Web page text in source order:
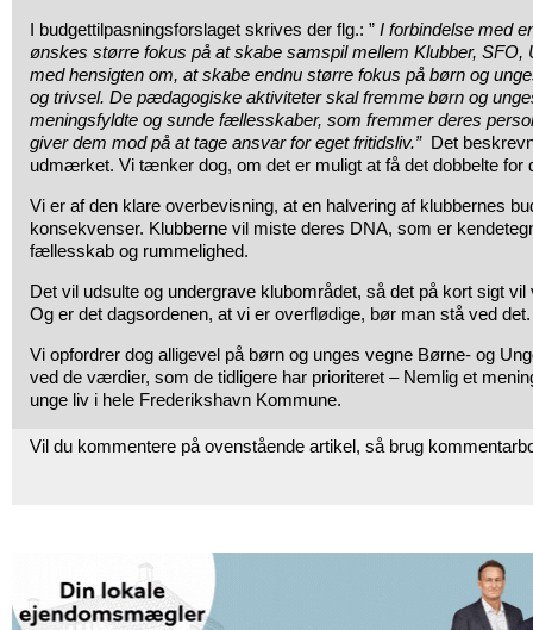
I budgettilpasningsforslaget skrives der flg.: ” I forbindelse med
ønskes større fokus på at skabe samspil mellem Klubber, SFO,
med hensigten om, at skabe endnu større fokus på børn og
og trivsel. De pædagogiske aktiviteter skal fremme børn og
meningsfyldte og sunde fællesskaber, som fremmer deres
giver dem mod på at tage ansvar for eget fritidsliv.” Det
udmærket. Vi tænker dog, om det er muligt at få det dobbelte for
Vi er af den klare overbevisning, at en halvering af klubbernes
konsekvenser. Klubberne vil miste deres DNA, som er
fællesskab og rummelighed.
Det vil udsulte og undergrave klubområdet, så det på kort sigt
Og er det dagsordenen, at vi er overflødige, bør man stå ved det.
Vi opfordrer dog alligevel på børn og unges vegne Børne- og
ved de værdier, som de tidligere har prioriteret – Nemlig et
unge liv i hele Frederikshavn Kommune.
Vil du kommentere på ovenstående artikel, så brug